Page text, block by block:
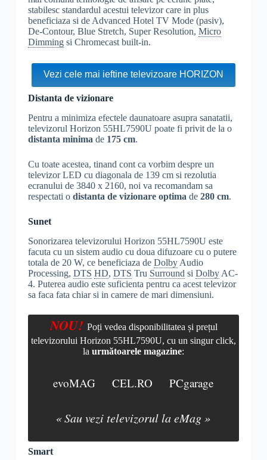
stabilesc standardul acestui televizor care in plus
beneficiaza si de Advanced Hotel TV Mode (pasiv),
De-Contour, Blue Stretch, Super Resolution, Micro
Dimmingsi Chromecast built-in.
Vezi cele mai ieftine televizoare HORIZON
Distanta de vizionare
Pentru a minimiza efectele daunatoare asupra sanatatii,
televizorul Horizon 55HL7590U poate fi privit de la o
distanta minima de 175 cm.
Cu toate acestea, tinand cont ca vorbim despre un
televizor LED cu diagonala de 139 cm si rezolutia
ecranului de 3840 x 2160, noi va recomandam sa
respectati o distanta de vizionare optima de 280 cm.
Sunet
Sonorizarea televizorului Horizon 55HL7590U este
facuta cu un sistem audio cu doua difuzoare cu o putere
totala de 20 W, ce beneficiaza de DolbyAudio
Processing, DTS HD, DTS Tru Surround si DolbyAC-
4. Puterea audio este suficienta pentru ca acest televizor
sa faca fata chiar si in camere de mari dimensiuni.
NOU! Poți vedea disponibilitatea și prețul
televizorului Horizon 55HL7590U, cu un singur click,
la următoarele magazine:
evoMAG CEL.RO PCgarage
« Sau vezi televizorul la eMag »
Smart